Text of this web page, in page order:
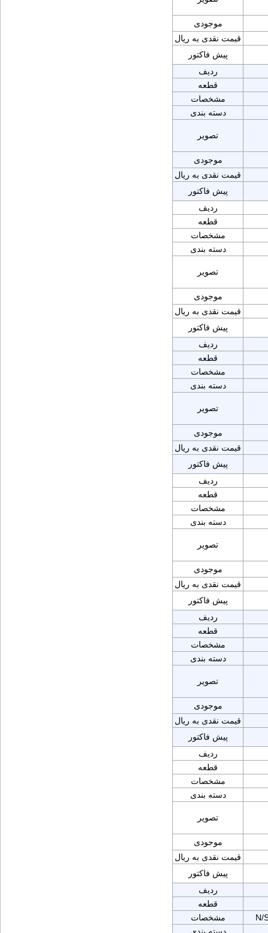
موجودی
قیمت نقدی به ریال
پیش فاکتور
ردیف
قطعه
مشخصات
دسته بندی
تصویر
موجودی
قیمت نقدی به ریال
پیش فاکتور
ردیف
قطعه
مشخصات
دسته بندی
تصویر
موجودی
قیمت نقدی به ریال
پیش فاکتور
ردیف
قطعه
مشخصات
دسته بندی
تصویر
موجودی
قیمت نقدی به ریال
پیش فاکتور
ردیف
قطعه
مشخصات
دسته بندی
تصویر
موجودی
قیمت نقدی به ریال
پیش فاکتور
ردیف
قطعه
مشخصات
دسته بندی
تصویر
موجودی
قیمت نقدی به ریال
پیش فاکتور
ردیف
قطعه
مشخصات
دسته بندی
تصویر
موجودی
قیمت نقدی به ریال
پیش فاکتور
ردیف
قطعه
مشخصات
N/